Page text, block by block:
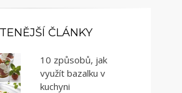
ČLÁNKY
10 způsobů, jak
využít bazalku v
kuchyni